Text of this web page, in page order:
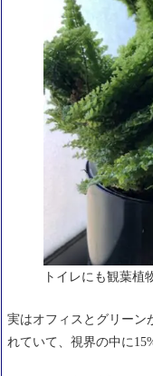
トイレにも観葉植
実はオフィスとグリーン
れていて、視界の中に